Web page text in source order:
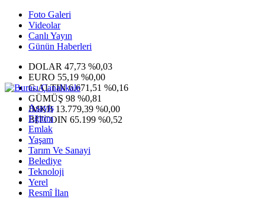
Foto Galeri
Videolar
Canlı Yayın
Günün Haberleri
DOLAR 47,73 %0,03
EURO 55,19 %0,00
G.ALTIN6.671,51 %0,16
GÜMÜŞ 98 %0,81
IMKB 13.779,39 %0,00
BITCOIN 65.199 %0,52
Asayiş
Eğitim
Emlak
Yaşam
Tarım Ve Sanayi
Belediye
Teknoloji
Yerel
Resmî İlan